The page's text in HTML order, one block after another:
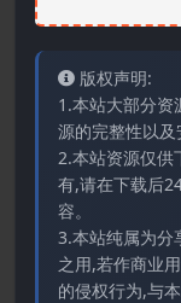
版权声明:
1.本站大部分资
源的完整性以及
2.本站资源仅供
有,请在下载后
容。
3.本站纯属为分
之用,若作商业
的侵权行为,与本